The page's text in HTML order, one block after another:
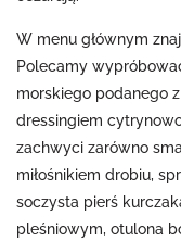
W menu głównym
Polecamy
morskiego podanego
dressingiem
zachwyci zarówno
miłośnikiem drobiu,
soczysta pierś
pleśniowym, otulona